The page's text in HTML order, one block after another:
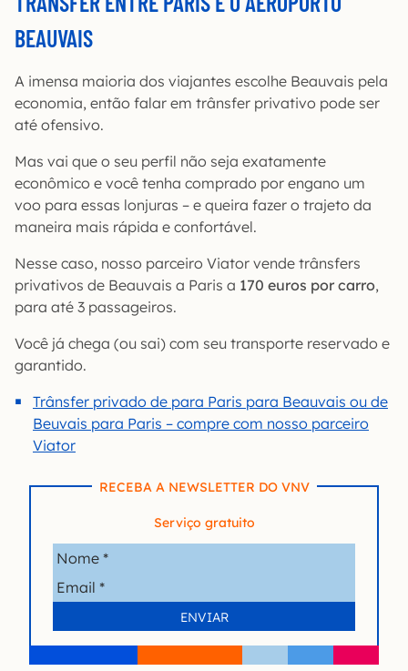
BEAUVAIS
A imensa maioria dos viajantes escolhe Beauvais pela
economia, então falar em trânsfer privativo pode ser
até ofensivo.
Mas vai que o seu perfil não seja exatamente
econômico e você tenha comprado por engano um
voo para essas lonjuras – e queira fazer o trajeto da
maneira mais rápida e confortável.
Nesse caso, nosso parceiro Viator vende trânsfers
privativos de Beauvais a Paris a 170 euros por carro,
para até 3 passageiros.
Você já chega (ou sai) com seu transporte reservado e
garantido.
Trânsfer privado de para Paris para Beauvais ou de
Beuvais para Paris – compre com nosso parceiro
Viator
RECEBA A NEWSLETTER DO VNV
Serviço gratuito